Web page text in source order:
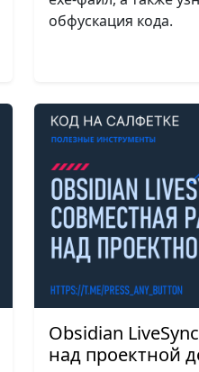
обфускация кода.
Obsidian
над проектной